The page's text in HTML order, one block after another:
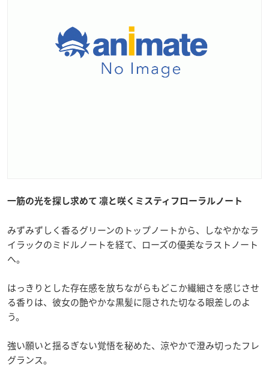
一筋の光を探し求めて 凛と咲くミスティフローラルノート
みずみずしく香るグリーンのトップノートから、しなやかなラ
イラックのミドルノートを経て、ローズの優美なラストノート
へ。
はっきりとした存在感を放ちながらもどこか繊細さを感じさせ
る香りは、彼女の艶やかな黒髪に隠された切なる眼差しのよ
う。
強い願いと揺るぎない覚悟を秘めた、涼やかで澄み切ったフレ
グランス。